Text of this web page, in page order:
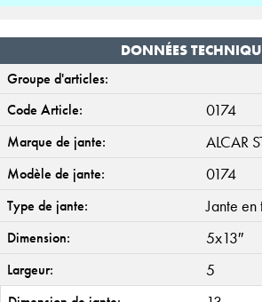
DONNÉES
Groupe d'articles:
Code Article:
0174
Marque de jante: ALCAR
Modèle de jante: 0174
Type de jante: Jante en
Dimension: 5x13″
Largeur: 5